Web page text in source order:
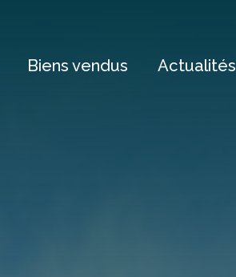
Biens vendus Actualités